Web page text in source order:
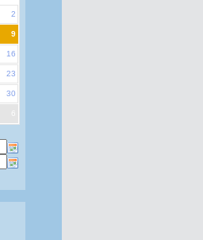
2
9
16
23
30